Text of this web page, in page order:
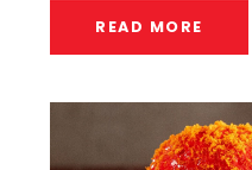
READ MORE